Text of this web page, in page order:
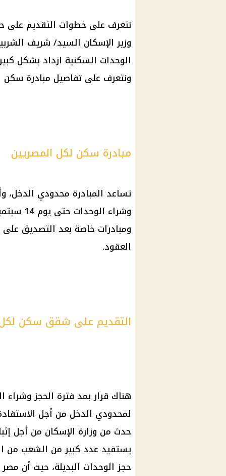
وزير الإسكان السيد/ شريف
الوحدات السكنية ازداد بشكل
ونتعرف على تفاصيل مبادرة سكن
مبادرة سكن لكل المصريين
تساعد المبادرة محدودي الدخل،
وشراء
ومبادرات خاصة بعد التصديق على
العقود.
التقديم على شقق سكن لكل
هناك قرار بمد فترة الحجز
لمحدودي الدخل من أجل
حدث من وزارة الإسكان من أجل
يستفيد عدد كبير من الشعب من
حجز الوحدات البديلة، حيث أن